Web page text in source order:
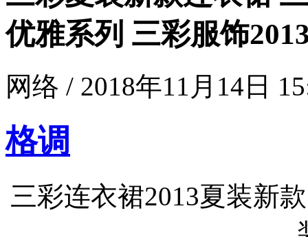
优雅系列 三彩服饰
网络 / 2018年11月14日
格调
三彩连衣裙2013夏装新